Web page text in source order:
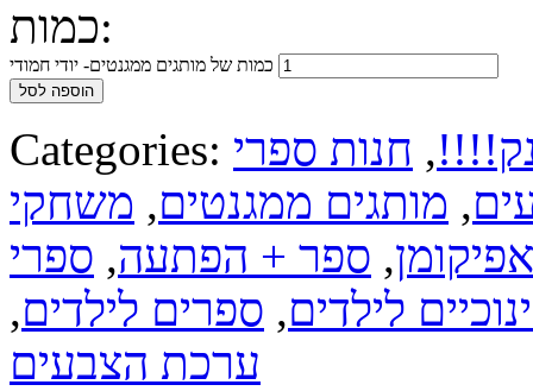
כמות:
כמות של מותגים ממגנטים- יודי חמודי
הוספה לסל
Categories: , חנות ספרי
, מותגים ממגנטים, משחקי
, ספר + הפתעה, ספרי
לילדים, ספרים לילדים,
ערכת הצבעים